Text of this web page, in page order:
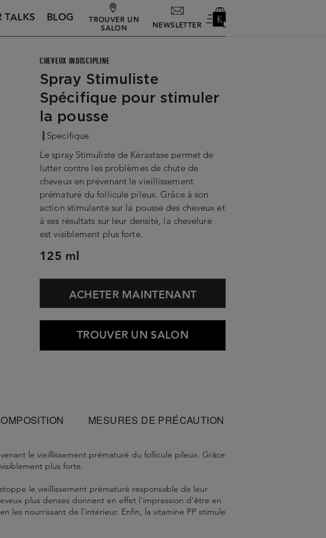
TALKS BLOG TROUVER UN
SALON NEWSLETTER
CHEVEUX INDISCIPLINE
Spray Stimuliste
Spécifique pour stimuler
la pousse
Specifique
Le spray Stimuliste de Kérastase permet de
lutter contre les problèmes de chute de
cheveux en prévenant le vieillissement
prématuré du follicule pileux. Grâce à son
action stimulante sur la pousse des cheveux et
à ses résultats sur leur densité, la chevelure
est visiblement plus forte.
125 ml
ACHETER MAINTENANT
TROUVER UN SALON
MESURES DE PRÉCAUTION
le vieillissement prématuré du follicule pileux. Grâce
plus forte.
le vieillissement prématuré responsable de leur
plus denses donnent en effet l'impression d'être en
les nourrissant de l'intérieur. Enfin, la vitamine PP stimule